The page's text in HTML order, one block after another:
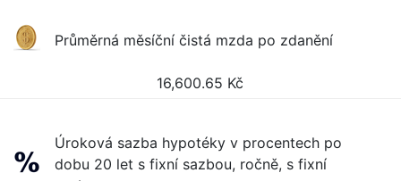
Průměrná měsíční čistá mzda po zdanění
16,600.65 Kč
Úroková sazba hypotéky v procentech po
dobu 20 let s fixní sazbou, ročně, s fixní